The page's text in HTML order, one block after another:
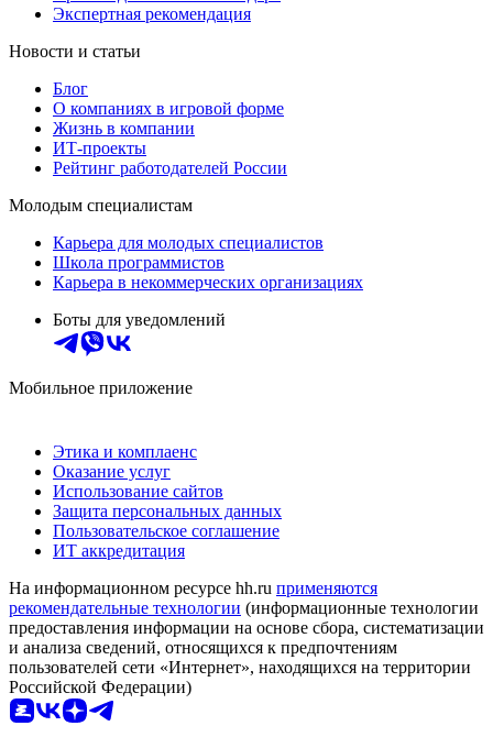
Экспертная рекомендация
Новости и статьи
Блог
О компаниях в игровой форме
Жизнь в компании
ИТ-проекты
Рейтинг работодателей России
Молодым специалистам
Карьера для молодых специалистов
Школа программистов
Карьера в некоммерческих организациях
Боты для уведомлений
Мобильное приложение
Этика и комплаенс
Оказание услуг
Использование сайтов
Защита персональных данных
Пользовательское соглашение
ИТ аккредитация
На информационном ресурсе hh.ru применяются
рекомендательные технологии (информационные технологии
предоставления информации на основе сбора, систематизации
и анализа сведений, относящихся к предпочтениям
пользователей сети «Интернет», находящихся на территории
Российской Федерации)